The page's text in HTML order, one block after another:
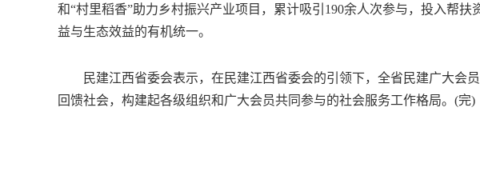
和“村里稻香”助力乡村振兴产业项目，累计吸引190余人次参与，投入帮扶
益与生态效益的有机统一。
民建江西省委会表示，在民建江西省委会的引领下，全省民建广大会
回馈社会，构建起各级组织和广大会员共同参与的社会服务工作格局。(完)